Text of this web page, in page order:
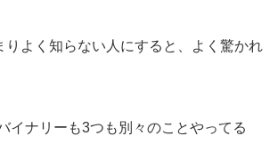
りよく知らない人にすると、よく驚かれ
イナリーも3つも別々のことやってる